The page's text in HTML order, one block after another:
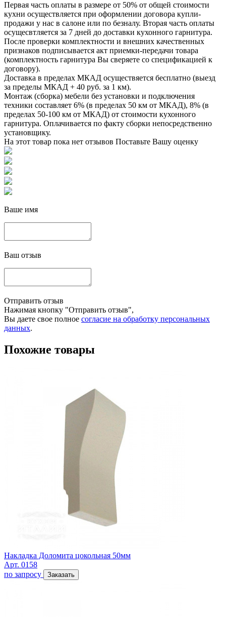
Первая часть оплаты в размере от 50% от общей стоимости
кухни осуществляется при оформлении договора купли-
продажи у нас в салоне или по безналу. Вторая часть оплаты
осущесвтляется за 7 дней до доставки кухонного гарнитура.
После проверки комплектности и внешних качественных
признаков подписывается акт приемки-передачи товара
(комплектность гарнитура Вы сверяете со спецификацией к
договору).
Доставка в пределах МКАД осуществяется бесплатно (выезд
за пределы МКАД + 40 руб. за 1 км).
Монтаж (сборка) мебели без установки и подключения
техники составляет 6% (в пределах 50 км от МКАД), 8% (в
пределах 50-100 км от МКАД) от стоимости кухонного
гарнитура. Оплачивается по факту сборки непосредственно
установщику.
На этот товар пока нет отзывов Поставьте Вашу оценку
Ваше имя
Ваш отзыв
Отправить отзыв
Нажимая кнопку "Отправить отзыв",
Вы даете свое полное согласие на обработку персональных
данных.
Похожие товары
Накладка Доломита цокольная 50мм
Арт. 0158
по запросу
Заказать